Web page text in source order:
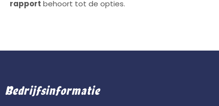
rapport behoort tot de opties.
Bedrijfsinformatie